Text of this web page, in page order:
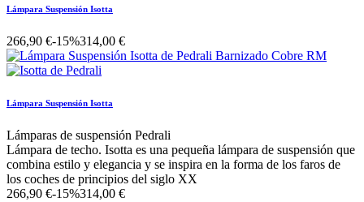
Lámpara Suspensión Isotta
266,90 €-15%314,00 €
Lámpara Suspensión Isotta
Lámparas de suspensión Pedrali
Lámpara de techo. Isotta es una pequeña lámpara de suspensión que
combina estilo y elegancia y se inspira en la forma de los faros de
los coches de principios del siglo XX
266,90 €-15%314,00 €